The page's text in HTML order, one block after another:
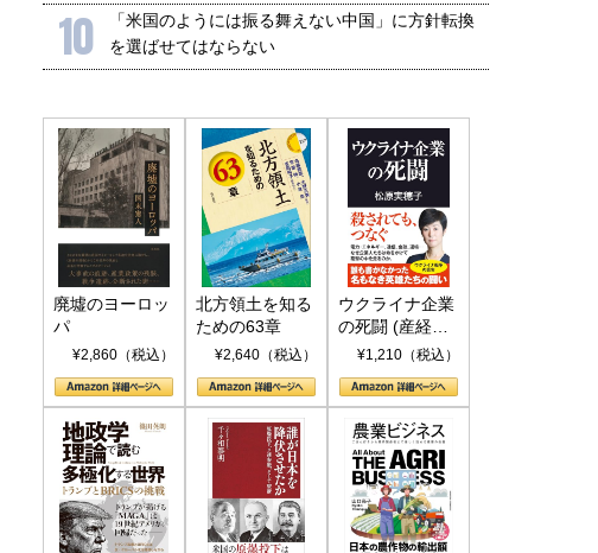
10
「米国のようには振る舞えない中国」に方針転換
を選ばせてはならない
廃墟のヨーロッ
パ
¥2,860（税込）
北方領土を知る
ための63章
¥2,640（税込）
ウクライナ企業
の死闘 (産経セ
レクト S 039)
¥1,210（税込）